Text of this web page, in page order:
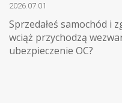
2026.07.01
Sprzedałeś samochód i
wciąż przychodzą
ubezpieczenie OC?